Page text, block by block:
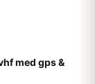
med gps &